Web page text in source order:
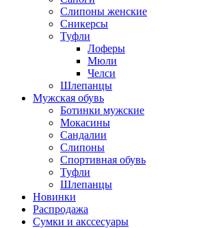
Слипоны женские
Сникерсы
Туфли
Лоферы
Мюли
Челси
Шлепанцы
Мужская обувь
Ботинки мужские
Мокасины
Сандалии
Слипоны
Спортивная обувь
Туфли
Шлепанцы
Новинки
Распродажа
Сумки и акссесуары